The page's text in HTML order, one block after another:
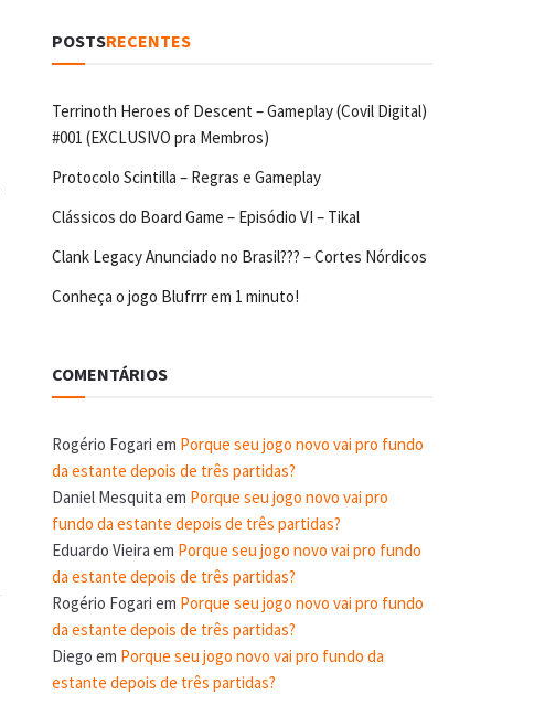
POSTSRECENTES
Terrinoth Heroes of Descent – Gameplay (Covil Digital)
#001 (EXCLUSIVO pra Membros)
Protocolo Scintilla – Regras e Gameplay
Clássicos do Board Game – Episódio VI – Tikal
Clank Legacy Anunciado no Brasil??? – Cortes Nórdicos
Conheça o jogo Blufrrr em 1 minuto!
COMENTÁRIOS
Rogério Fogari em Porque seu jogo novo vai pro fundo
da estante depois de três partidas?
Daniel Mesquita em Porque seu jogo novo vai pro
fundo da estante depois de três partidas?
Eduardo Vieira em Porque seu jogo novo vai pro fundo
da estante depois de três partidas?
Rogério Fogari em Porque seu jogo novo vai pro fundo
da estante depois de três partidas?
Diego em Porque seu jogo novo vai pro fundo da
estante depois de três partidas?